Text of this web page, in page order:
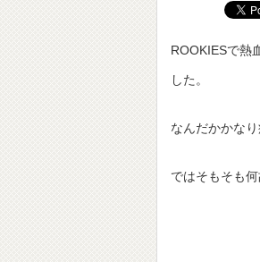
ROOKIESで熱
した。
なんだかかな
ではそもそも